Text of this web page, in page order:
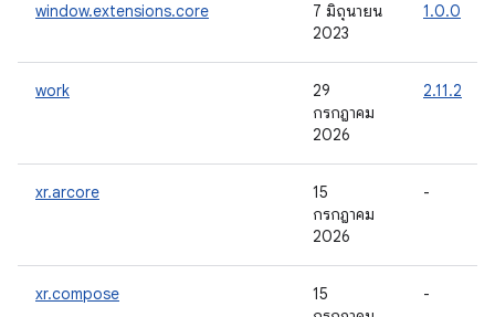
window.extensions.core
7 มิถุนายน
2023
1.0.0
work
29
กรกฎาคม
2026
2.11.2
xr.arcore
15
กรกฎาคม
2026
-
xr.compose
15
-